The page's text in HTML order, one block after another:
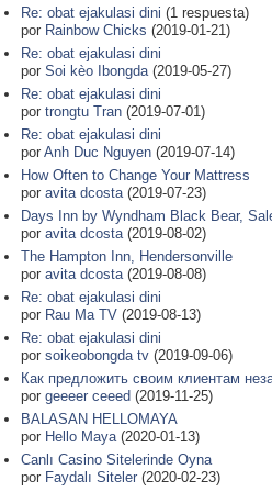
Re: obat ejakulasi dini (1 respuesta)
por Rainbow Chicks (2019-01-21)
Re: obat ejakulasi dini
por Soi kèo Ibongda(2019-05-27)
Re: obat ejakulasi dini
por trongtu Tran(2019-07-01)
Re: obat ejakulasi dini
por Anh Duc Nguyen(2019-07-14)
How Often to Change Your Mattress
por avita dcosta(2019-07-23)
Days Inn by Wyndham Black Bear,
por avita dcosta(2019-08-02)
The Hampton Inn, Hendersonville
por avita dcosta(2019-08-08)
Re: obat ejakulasi dini
por Rau Ma TV(2019-08-13)
Re: obat ejakulasi dini
por soikeobongda tv(2019-09-06)
Как предложить своим клиентам
por geeeer ceeed (2019-11-25)
BALASAN HELLOMAYA
por Hello Maya(2020-01-13)
Canlı Casino Sitelerinde Oyna
por Faydalı Siteler(2020-02-23)